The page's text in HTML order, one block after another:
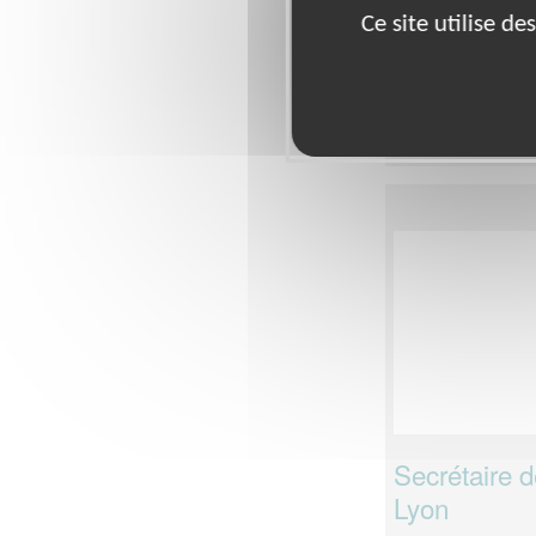
Type :
Association :
du 20/09/
Secrétaire
Lyon
Ce site utilise